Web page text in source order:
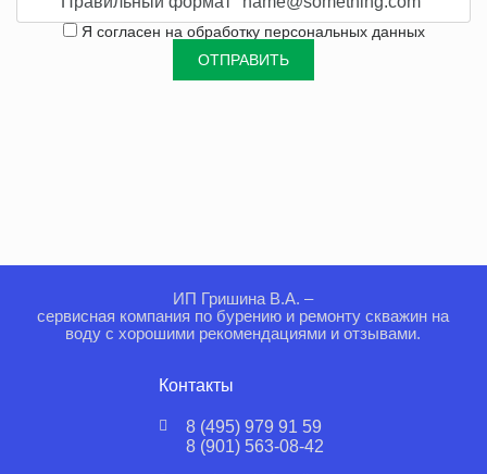
Я согласен на обработку персональных данных
ИП Гришина В.А. –
сервисная компания по бурению и ремонту скважин на
воду с хорошими рекомендациями и отзывами.
Контакты
8 (495) 979 91 59
8 (901) 563-08-42